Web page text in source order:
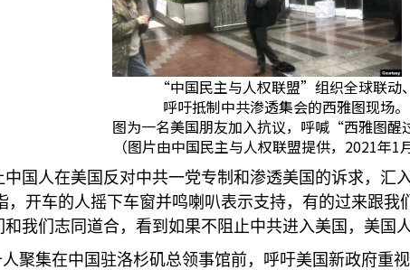
“中国民主与人权联盟”组织全球联动、
呼吁抵制中共渗透集会的西雅图现场。
图为一名美国朋友加入抗议，呼喊“西雅图醒
（图片由中国民主与人权联盟提供，2021年1
国人在美国反对中共一党专制和渗透美国的诉求，汇
，开车的人摇下车窗并鸣喇叭表示支持，有的过来跟
我们志同道合，看到如果不阻止中共进入美国，美国
聚集在中国驻洛杉矶总领事馆前，呼吁美国新政府重